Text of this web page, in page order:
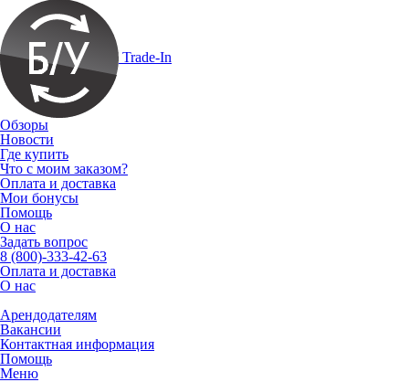
Trade-In
Обзоры
Новости
Где купить
Что с моим заказом?
Оплата и доставка
Мои бонусы
Помощь
О нас
Задать вопрос
8 (800)-333-42-63
Оплата и доставка
О нас
Арендодателям
Вакансии
Контактная информация
Помощь
Меню